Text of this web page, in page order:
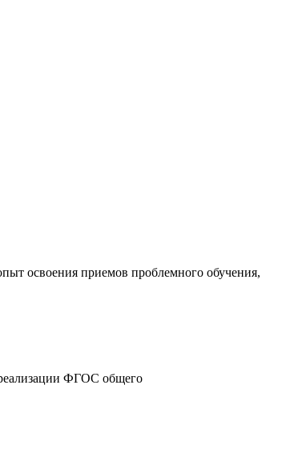
освоения приемов проблемного обучения,
ФГОС общего